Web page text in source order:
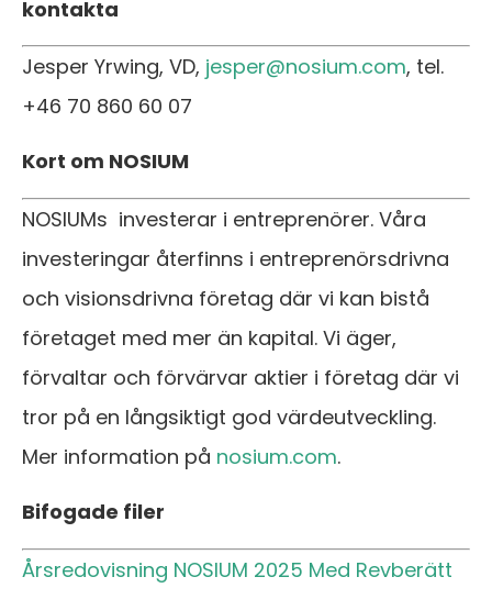
kontakta
Jesper Yrwing, VD, jesper@nosium.com, tel.
+46 70 860 60 07
Kort om NOSIUM
NOSIUMs investerar i entreprenörer. Våra
investeringar återfinns i entreprenörsdrivna
och visionsdrivna företag där vi kan bistå
företaget med mer än kapital. Vi äger,
förvaltar och förvärvar aktier i företag där vi
tror på en långsiktigt god värdeutveckling.
Mer information på nosium.com.
Bifogade filer
Årsredovisning NOSIUM 2025 Med Revberätt